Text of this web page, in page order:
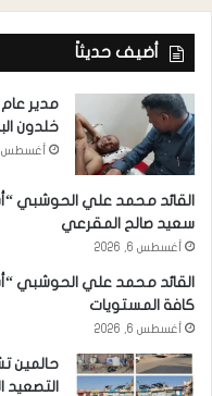
أضيف حديثاً
مدير
خلدون
أغسطس 6, 2026
القائد محمد علي الحوشبي
سعيد صالح المقرعي
أغسطس 6, 2026
القائد محمد علي الحوشبي
كافة المستويات
أغسطس 6, 2026
حالمين
التصعيد